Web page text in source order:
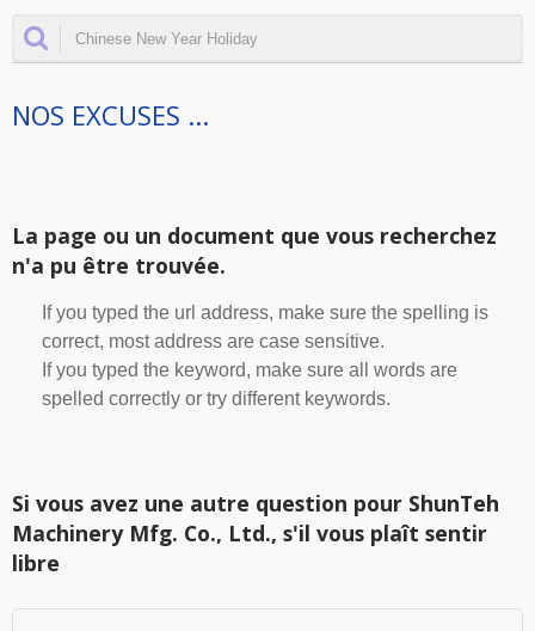
NOS EXCUSES ...
La page ou un document que vous recherchez
n'a pu être trouvée.
If you typed the url address, make sure the spelling is
correct, most address are case sensitive.
If you typed the keyword, make sure all words are
spelled correctly or try different keywords.
Si vous avez une autre question pour ShunTeh
Machinery Mfg. Co., Ltd., s'il vous plaît sentir
libre